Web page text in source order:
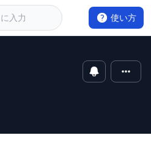
使い方